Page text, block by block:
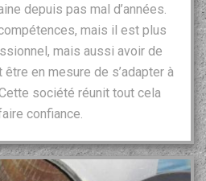
depuis pas mal d’années.
mais il est plus
mais aussi avoir de
être en mesure de s’adapter à
société réunit tout cela
confiance.